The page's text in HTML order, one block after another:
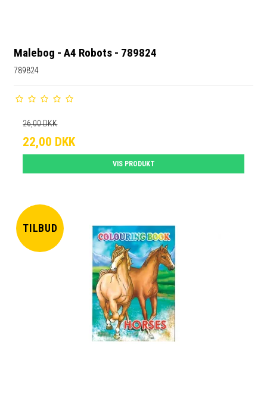
Malebog - A4 Robots - 789824
789824
26,00 DKK
22,00 DKK
VIS PRODUKT
TILBUD